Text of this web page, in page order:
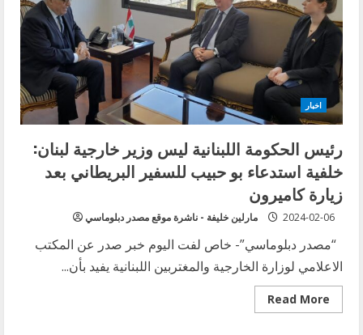
اخبار
رئيس الحكومة اللبنانية ليس وزير خارجية لبنان:
خلفية استدعاء بو حبيب للسفير البريطاني بعد
زيارة كاميرون
مارلين خليفة - ناشرة موقع مصدر دبلوماسي 2024-02-06
“مصدر دبلوماسي”- خاص لفت اليوم خبر صدر عن المكتب
الاعلامي لوزارة الخارجية والمغتربين اللبنانية يفيد بأن...
Read More
Read
more